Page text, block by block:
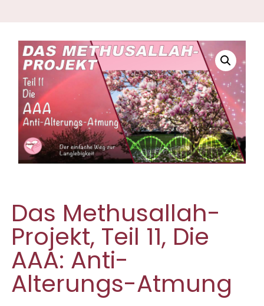
Das Methusallah-
Projekt, Teil 11, Die
AAA: Anti-
Alterungs-Atmung